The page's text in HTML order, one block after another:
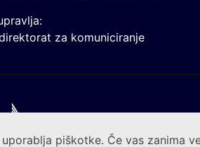
piškotke. Če vas zanima
za komuniciranje